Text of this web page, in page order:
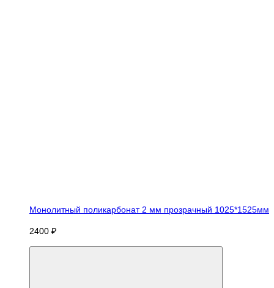
Монолитный поликарбонат 2 мм прозрачный 1025*1525мм
2400 ₽